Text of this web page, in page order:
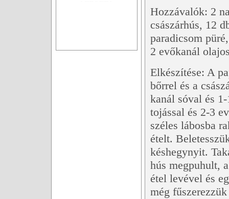
Hozzávalók: 2
császárhús, 12
paradicsom
2 evőkanál
Elkészítése: A
bőrrel és a
kanál sóval és
tojással és 2-3
széles lábosba
ételt.
késhegynyit.
hús megpuhult,
étel levével és
még fűszerezzük